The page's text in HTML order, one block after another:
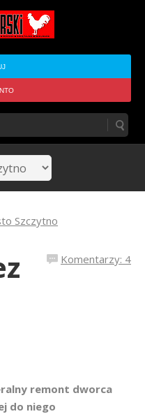
Szczytno
Komentarzy: 4
remont dworca
do niego